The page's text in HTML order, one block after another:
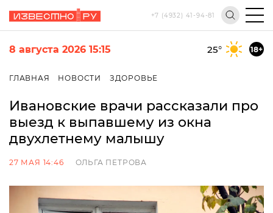
+7 (4932) 41-94-81
8 августа 2026 15:15 25° 18+
ГЛАВНАЯ НОВОСТИ ЗДОРОВЬЕ
Ивановские врачи рассказали про
выезд к выпавшему из окна
двухлетнему малышу
27 МАЯ 14:46 ОЛЬГА ПЕТРОВА